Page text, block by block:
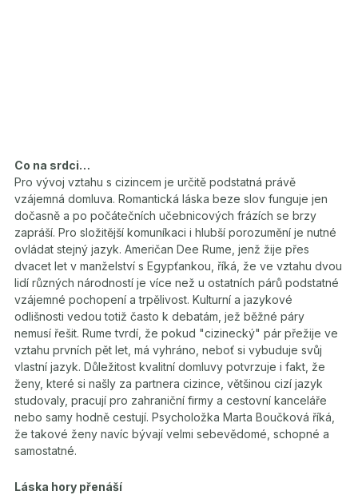
Co na srdci…
Pro vývoj vztahu s cizincem je určitě podstatná právě
vzájemná domluva. Romantická láska beze slov funguje jen
dočasně a po počátečních učebnicových frázích se brzy
zapráší. Pro složitější komuníkaci i hlubší porozumění je nutné
ovládat stejný jazyk. Američan Dee Rume, jenž žije přes
dvacet let v manželství s Egypťankou, říká, že ve vztahu dvou
lidí různých národností je více než u ostatních párů podstatné
vzájemné pochopení a trpělivost. Kulturní a jazykové
odlišnosti vedou totiž často k debatám, jež běžné páry
nemusí řešit. Rume tvrdí, že pokud "cizinecký" pár přežije ve
vztahu prvních pět let, má vyhráno, neboť si vybuduje svůj
vlastní jazyk. Důležitost kvalitní domluvy potvrzuje i fakt, že
ženy, které si našly za partnera cizince, většinou cizí jazyk
studovaly, pracují pro zahraniční firmy a cestovní kanceláře
nebo samy hodně cestují. Psycholožka Marta Boučková říká,
že takové ženy navíc bývají velmi sebevědomé, schopné a
samostatné.
Láska hory přenáší